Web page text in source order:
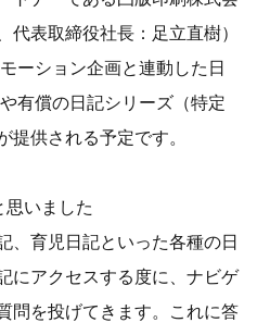
表取締役社長：足立直樹）
ーション企画と連動した日
有償の日記シリーズ（特定
提供される予定です。
いました
育児日記といった各種の日
にアクセスする度に、ナビゲ
問を投げてきます。これに答